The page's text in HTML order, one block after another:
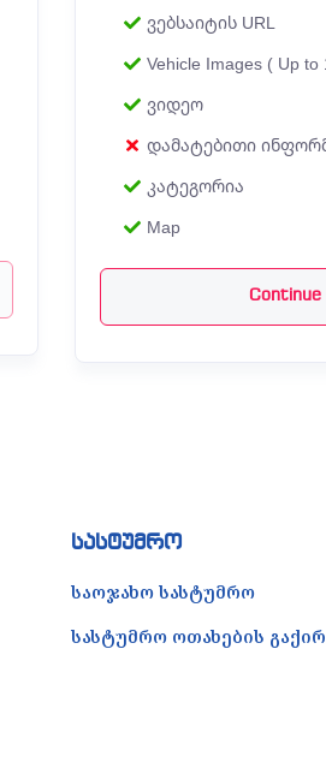
ვებსაიტის URL
Vehicle Images ( Up to
ვიდეო
დამატებითი
კატეგორია
Map
Continue
სასტუმრო
საოჯახო სასტუმრო
სასტუმრო ოთახების